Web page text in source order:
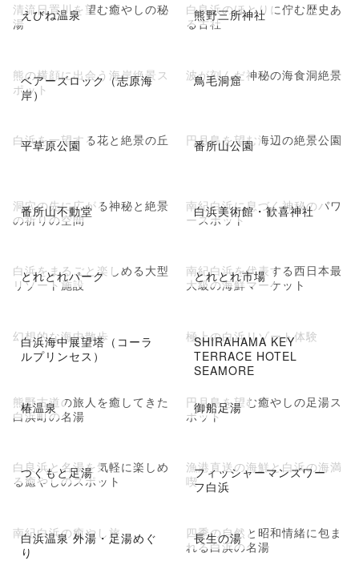
えびね温泉
清流日置川を望む癒やしの秘
湯
熊野三所神社
白良浜のほとりに佇む歴史あ
る古社
ベアーズロック（志原海
岸）
熊の横顔に出会う海岸絶景ス
ポット
鳥毛洞窟
波が刻んだ神秘の海食洞絶景
平草原公園
白浜を一望する花と絶景の丘 番所山公園
円月島を望む海辺の絶景公園
番所山不動堂
洞穴の先に広がる神秘と絶景
の祈りの空間
白浜美術館・歓喜神社
南紀白浜に息づく神秘のパワ
ースポット
とれとれパーク
白浜をまるごと楽しめる大型
リゾート施設
とれとれ市場
南紀白浜を代表する西日本最
大級の海鮮マーケット
白浜海中展望塔（コーラ
ルプリンセス）
幻想的な海中散歩
SHIRAHAMA KEY
TERRACE HOTEL
SEAMORE
極上の白浜リゾート体験
椿温泉
熊野古道の旅人を癒してきた
白浜町の名湯
御船足湯
円月島を望む癒やしの足湯ス
ポット
つくもと足湯
白良浜と名湯を気軽に楽しめ
る癒やしのスポット
フィッシャーマンズワー
フ白浜
漁港直送の海鮮と白浜の海満
喫
白浜温泉 外湯・足湯めぐ
り
南紀白浜の癒やし旅 長生の湯
四季の自然と昭和情緒に包ま
れる白浜の名湯